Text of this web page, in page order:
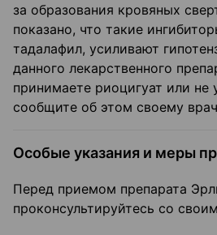
за образования кровяных
показано, что такие
тадалафил, усиливают
данного лекарственного
принимаете риоцигуат или не
сообщите об этом своему
Особые указания и меры
Перед приемом препарата
проконсультируйтесь со